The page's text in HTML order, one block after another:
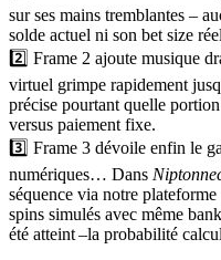
sur ses mains tremblantes –
solde actuel ni son bet size
2️⃣ Frame 2 ajoute musique
virtuel grimpe rapidement
précise pourtant quelle
versus paiement fixe.
3️⃣ Frame 3 dévoile enfin le
numériques… Dans
séquence via notre
spins simulés avec même
été atteint –la probabilité